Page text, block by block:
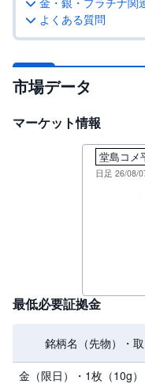
・
銀
・
チ
ナ
貨
り
っ
5)
よくある質問
市場データ
マーケット情報
日足 26/08/
最低必要証拠金
銘柄名（先物）・
金（限日）・1枚（10g）